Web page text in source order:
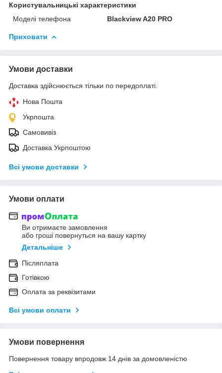
Користувальницькі характеристики
Моделі телефона
Blackview A20 PRO
Приховати
Умови доставки
Доставка здійснюється тільки по передоплаті.
Нова Пошта
Укрпошта
Самовивіз
Доставка Укрпоштою
Всі умови доставки
Умови оплати
Ви отримаєте замовлення
або гроші повернуться на вашу картку
Детальніше
Післяплата
Готівкою
Оплата за реквізитами
Всі умови оплати
Умови повернення
Повернення товару впродовж 14 днів за домовленістю